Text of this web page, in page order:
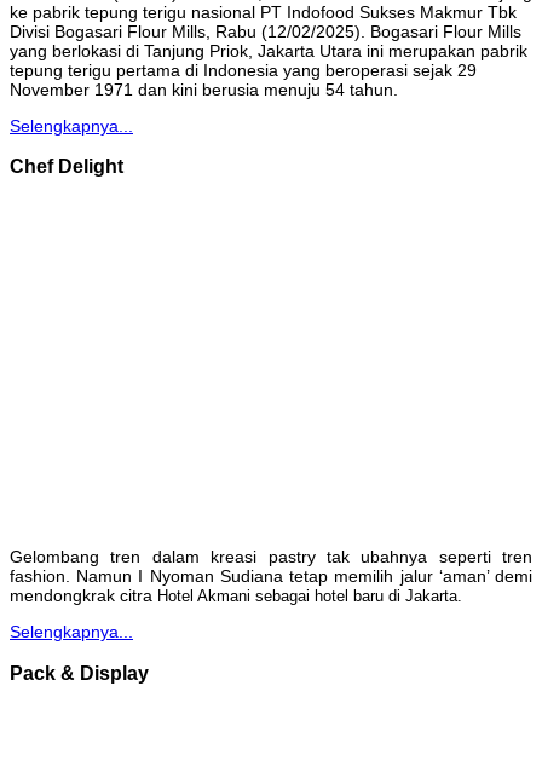
ke pabrik tepung terigu nasional PT Indofood Sukses Makmur Tbk
Divisi Bogasari Flour Mills, Rabu (12/02/2025). Bogasari Flour Mills
yang berlokasi di Tanjung Priok, Jakarta Utara ini merupakan pabrik
tepung terigu pertama di Indonesia yang beroperasi sejak 29
November 1971 dan kini berusia menuju 54 tahun.
Selengkapnya...
Chef Delight
Gelombang tren dalam kreasi pastry tak ubahnya seperti tren
fashion. Namun I Nyoman Sudiana tetap memilih jalur ‘aman’ demi
mendongkrak citra Hotel Akmani sebagai hotel baru di Jakarta.
Selengkapnya...
Pack & Display